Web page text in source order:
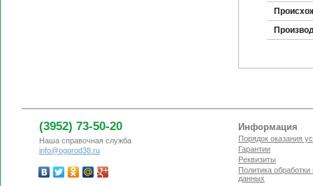
(3952) 73-50-20
Наша справочная служба
info@ogorod38.ru
Информация
Порядок оказания
Гарантии
Реквизиты
Политика
данных